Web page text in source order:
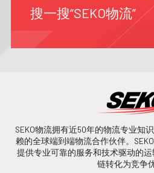
搜一搜“SEKO物流”
SEKO物流拥有近50年的物流专业知
赖的全球端到端物流合作伙伴。
提供专业可靠的服务和技术驱动的
链转化为竞争